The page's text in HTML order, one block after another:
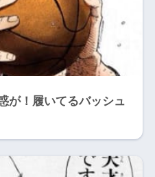
が！履いてるバッシュ